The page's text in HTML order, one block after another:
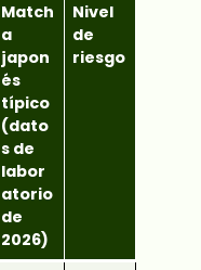
Match
a
japon
és
típico
(dato
s de
labor
atorio
de
2026)
Nivel
de
riesgo